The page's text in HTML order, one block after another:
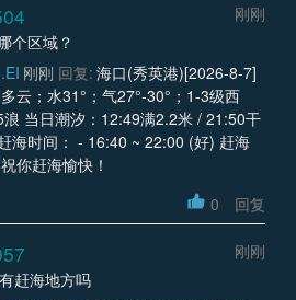
刚刚
个区域？
刚刚 回复: 海口(秀英港)[2026-8-7]
云；水31°；气27°-30°；1-3级西
浪 当日潮汐：12:49满2.2米 / 21:50干
海时间： - 16:40 ~ 22:00 (好) 赶海
你赶海愉快！
0 回复
刚刚
赶海地方吗